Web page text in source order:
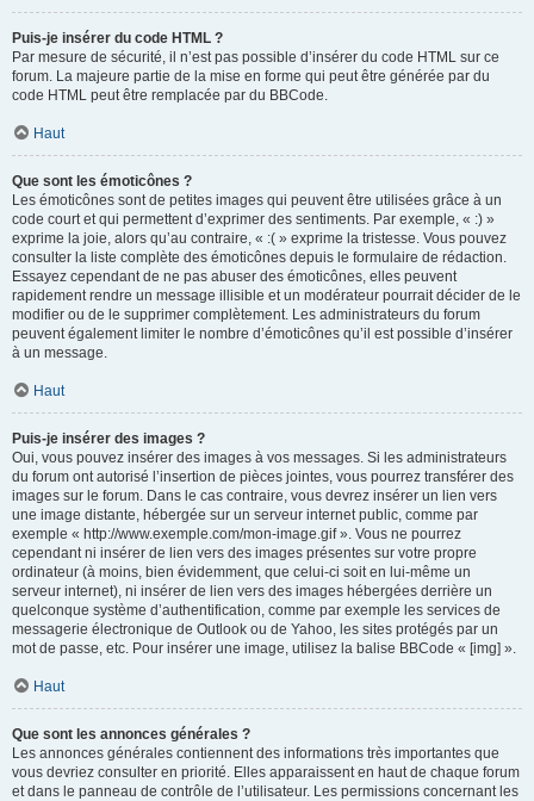
Puis-je insérer du code HTML ?
Par mesure de sécurité, il n’est pas possible d’insérer du code HTML sur ce
forum. La majeure partie de la mise en forme qui peut être générée par du
code HTML peut être remplacée par du BBCode.
Haut
Que sont les émoticônes ?
Les émoticônes sont de petites images qui peuvent être utilisées grâce à un
code court et qui permettent d’exprimer des sentiments. Par exemple, « :) »
exprime la joie, alors qu’au contraire, « :( » exprime la tristesse. Vous pouvez
consulter la liste complète des émoticônes depuis le formulaire de rédaction.
Essayez cependant de ne pas abuser des émoticônes, elles peuvent
rapidement rendre un message illisible et un modérateur pourrait décider de le
modifier ou de le supprimer complètement. Les administrateurs du forum
peuvent également limiter le nombre d’émoticônes qu’il est possible d’insérer
à un message.
Haut
Puis-je insérer des images ?
Oui, vous pouvez insérer des images à vos messages. Si les administrateurs
du forum ont autorisé l’insertion de pièces jointes, vous pourrez transférer des
images sur le forum. Dans le cas contraire, vous devrez insérer un lien vers
une image distante, hébergée sur un serveur internet public, comme par
exemple « http://www.exemple.com/mon-image.gif ». Vous ne pourrez
cependant ni insérer de lien vers des images présentes sur votre propre
ordinateur (à moins, bien évidemment, que celui-ci soit en lui-même un
serveur internet), ni insérer de lien vers des images hébergées derrière un
quelconque système d’authentification, comme par exemple les services de
messagerie électronique de Outlook ou de Yahoo, les sites protégés par un
mot de passe, etc. Pour insérer une image, utilisez la balise BBCode « [img] ».
Haut
Que sont les annonces générales ?
Les annonces générales contiennent des informations très importantes que
vous devriez consulter en priorité. Elles apparaissent en haut de chaque forum
et dans le panneau de contrôle de l’utilisateur. Les permissions concernant les